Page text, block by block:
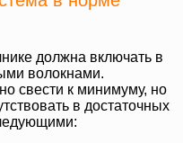
должна включать в
волокнами.
свести к минимуму, но
в достаточных